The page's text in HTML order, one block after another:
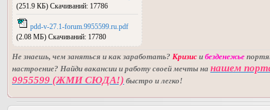
(251.9 КБ) Скачиваний: 17786
pdd-v-27.1-forum.9955599.ru.pdf
(2.08 МБ) Скачиваний: 17780
Не знаешь, чем заняться и как заработать? Кризис и безденежье
настроение? Найди вакансии и работу своей мечты на нашем
9955599 (ЖМИ СЮДА!) быстро и легко!